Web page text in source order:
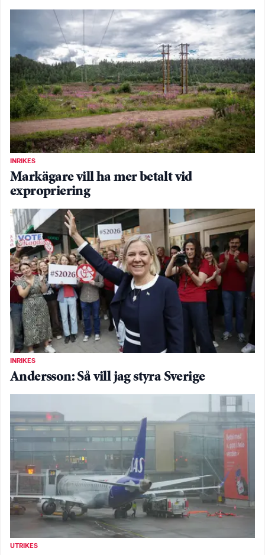
INRIKES
Markägare vill ha mer betalt vid
expropriering
INRIKES
Andersson: Så vill jag styra Sverige
UTRIKES